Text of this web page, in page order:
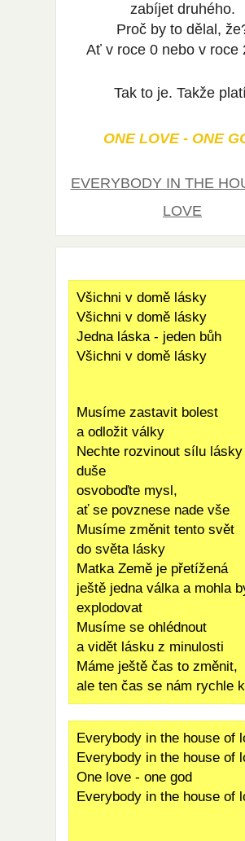
zabíjet druhého.
Proč by to dělal,
Ať v roce 0 nebo v roce
Tak to je. Takže
ONE LOVE - ONE
EVERYBODY IN THE
LOVE
Všichni v domě lásky
Všichni v domě lásky
Jedna láska - jeden bůh
Všichni v domě lásky
Musíme zastavit bolest
a odložit války
Nechte rozvinout sílu
duše
osvoboďte mysl,
ať se povznese nade vše
Musíme změnit tento svět
do světa lásky
Matka Země je přetížená
ještě jedna válka a mohla
explodovat
Musíme se ohlédnout
a vidět lásku z minulosti
Máme ještě čas to změnit,
ale ten čas se nám rychle
Everybody in the house of
Everybody in the house of
One love - one god
Everybody in the house of